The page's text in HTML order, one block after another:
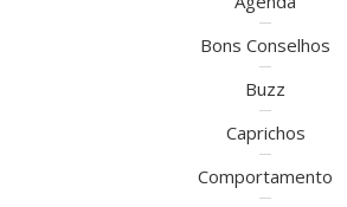
Bons Conselhos
Buzz
Caprichos
Comportamento